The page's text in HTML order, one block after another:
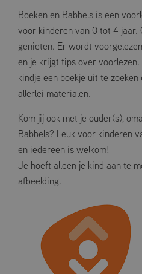
Boeken en Babbels is een
voor kinderen van 0 tot 4 jaar.
genieten. Er wordt
en je krijgt tips over
kindje een boekje uit te
allerlei materialen.
Kom jij ook met je ouder(s),
Babbels? Leuk voor kinderen
en iedereen is welkom!
Je hoeft alleen je kind aan te
afbeelding.